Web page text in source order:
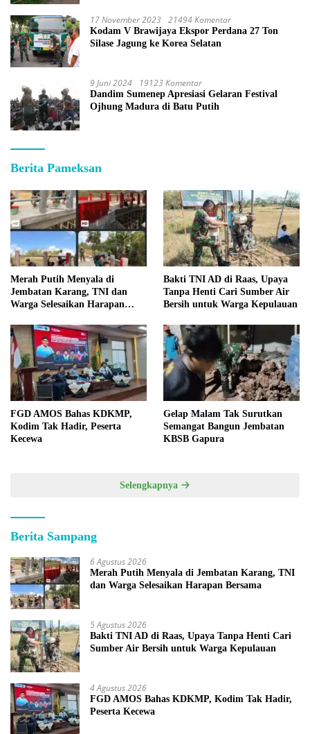
17 November 2023 21494 Komentar
Kodam V Brawijaya Ekspor Perdana 27 Ton
Silase Jagung ke Korea Selatan
9 Juni 2024 19123 Komentar
Dandim Sumenep Apresiasi Gelaran Festival
Ojhung Madura di Batu Putih
Berita Pameksan
Merah Putih Menyala di
Jembatan Karang, TNI dan
Warga Selesaikan Harapan
Bakti TNI AD di Raas, Upaya
Tanpa Henti Cari Sumber Air
Bersih untuk Warga Kepulauan
FGD AMOS Bahas KDKMP,
Kodim Tak Hadir, Peserta
Kecewa
Gelap Malam Tak Surutkan
Semangat Bangun Jembatan
KBSB Gapura
Selengkapnya
Berita Sampang
6 Agustus 2026
Merah Putih Menyala di Jembatan Karang, TNI
dan Warga Selesaikan Harapan Bersama
5 Agustus 2026
Bakti TNI AD di Raas, Upaya Tanpa Henti Cari
Sumber Air Bersih untuk Warga Kepulauan
4 Agustus 2026
FGD AMOS Bahas KDKMP, Kodim Tak Hadir,
Peserta Kecewa